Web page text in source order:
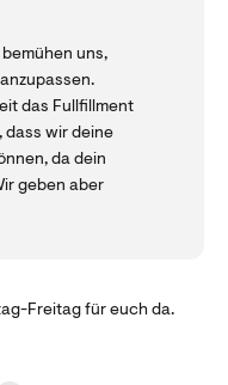
bemühen uns,
das Fullfillment
dass wir deine
da dein
geben aber
Freitag für euch da.